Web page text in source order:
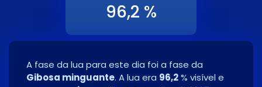
96,2 %
A fase da lua para este dia foi a fase da
Gibosa minguante. A lua era 96,2% visível e